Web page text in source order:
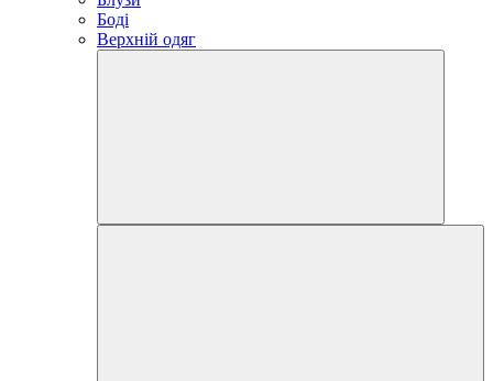
Боді
Верхній одяг